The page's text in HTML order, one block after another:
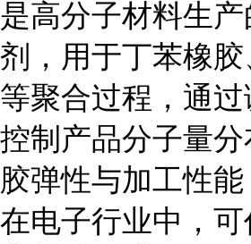
是高分子材料生
剂，用于丁苯橡
等聚合过程，通
控制产品分子量
胶弹性与加工性能
在电子行业中，可